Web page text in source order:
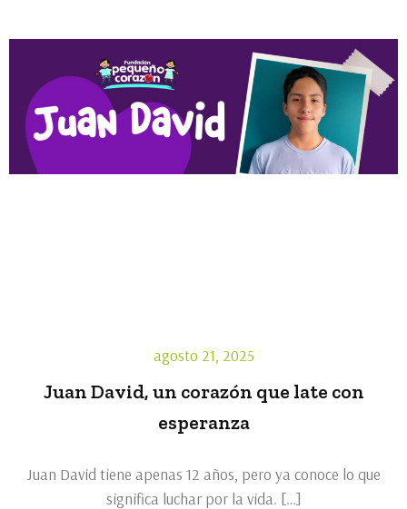
agosto 21, 2025
Juan David, un corazón que late con
esperanza
Juan David tiene apenas 12 años, pero ya conoce lo que
significa luchar por la vida. […]